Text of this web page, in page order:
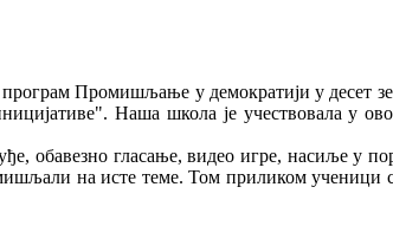
Промишљање у демократији у десет
Наша школа је учествовала у
обавезно гласање, видео игре, насиље у
на исте теме. Том приликом ученици